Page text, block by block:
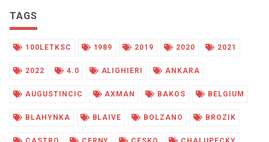
TAGS
100LETKSC 1989 2019 2020 2021
2022 4.0 ALIGHIERI ANKARA
AUGUSTINCIC AXMAN BAKOS BELGIUM
BLAHYNKA BLAIVE BOLZANO BROZIK